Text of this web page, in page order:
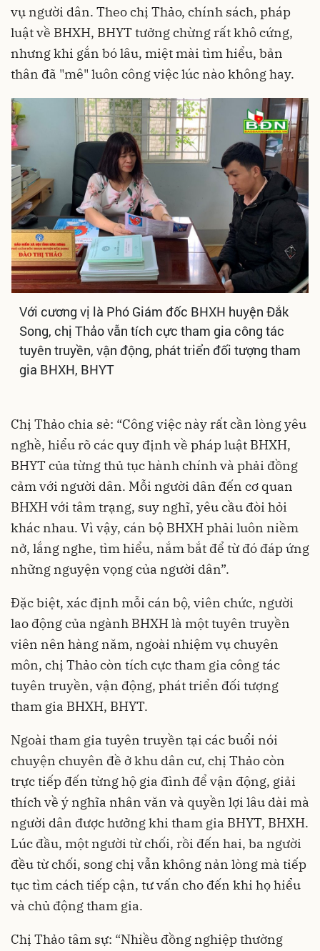
vụ người dân. Theo chị Thảo, chính sách, pháp
luật về BHXH, BHYT tưởng chừng rất khô cứng,
nhưng khi gắn bó lâu, miệt mài tìm hiểu, bản
thân đã "mê" luôn công việc lúc nào không hay.
Với cương vị là Phó Giám đốc BHXH huyện Đắk
Song, chị Thảo vẫn tích cực tham gia công tác
tuyên truyền, vận động, phát triển đối tượng tham
gia BHXH, BHYT
Chị Thảo chia sẻ: “Công việc này rất cần lòng yêu
nghề, hiểu rõ các quy định về pháp luật BHXH,
BHYT của từng thủ tục hành chính và phải đồng
cảm với người dân. Mỗi người dân đến cơ quan
BHXH với tâm trạng, suy nghĩ, yêu cầu đòi hỏi
khác nhau. Vì vậy, cán bộ BHXH phải luôn niềm
nở, lắng nghe, tìm hiểu, nắm bắt để từ đó đáp ứng
những nguyện vọng của người dân”.
Đặc biệt, xác định mỗi cán bộ, viên chức, người
lao động của ngành BHXH là một tuyên truyền
viên nên hàng năm, ngoài nhiệm vụ chuyên
môn, chị Thảo còn tích cực tham gia công tác
tuyên truyền, vận động, phát triển đối tượng
tham gia BHXH, BHYT.
Ngoài tham gia tuyên truyền tại các buổi nói
chuyện chuyên đề ở khu dân cư, chị Thảo còn
trực tiếp đến từng hộ gia đình để vận động, giải
thích về ý nghĩa nhân văn và quyền lợi lâu dài mà
người dân được hưởng khi tham gia BHYT, BHXH.
Lúc đầu, một người từ chối, rồi đến hai, ba người
đều từ chối, song chị vẫn không nản lòng mà tiếp
tục tìm cách tiếp cận, tư vấn cho đến khi họ hiểu
và chủ động tham gia.
Chị Thảo tâm sự: “Nhiều đồng nghiệp thường